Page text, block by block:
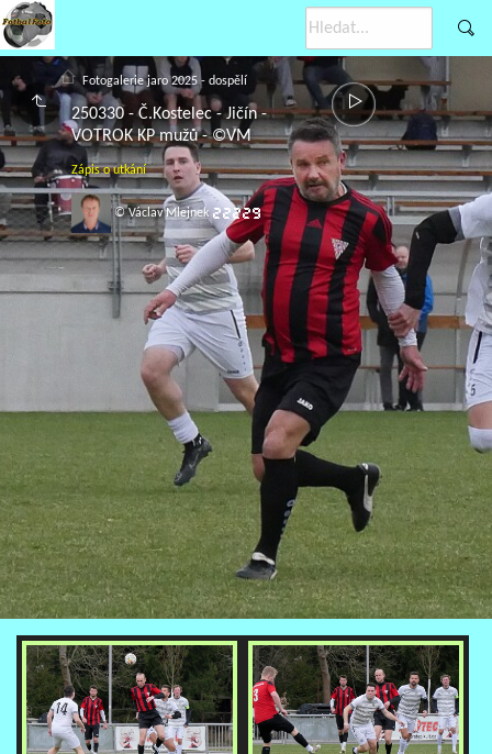
Fotogalerie jaro 2025 - dospělí
250330 - Č.Kostelec - Jičín -
VOTROK KP mužů - ©VM
Zápis o utkání
© Václav Mlejnek